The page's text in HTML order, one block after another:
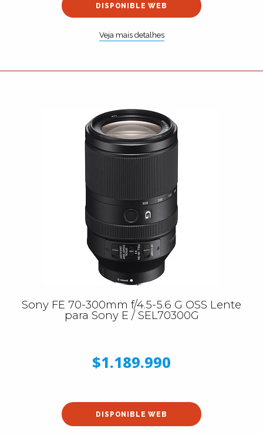
DISPONIBLE WEB
Veja mais detalhes
Sony FE 70-300mm f/4.5-5.6 G OSS Lente
para Sony E / SEL70300G
$1.189.990
DISPONIBLE WEB